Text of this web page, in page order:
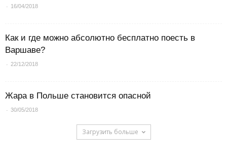
- 16/04/2018
Как и где можно абсолютно бесплатно поесть в
Варшаве?
- 22/12/2018
Жара в Польше становится опасной
- 30/05/2018
Загрузить больше